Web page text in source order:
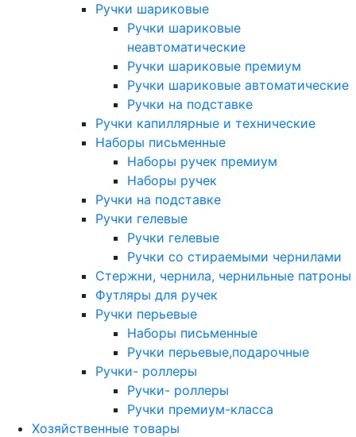
Ручки шариковые
Ручки шариковые
неавтоматические
Ручки шариковые премиум
Ручки шариковые автоматические
Ручки на подставке
Ручки капиллярные и технические
Наборы письменные
Наборы ручек премиум
Наборы ручек
Ручки на подставке
Ручки гелевые
Ручки гелевые
Ручки со стираемыми чернилами
Стержни, чернила, чернильные патроны
Футляры для ручек
Ручки перьевые
Наборы письменные
Ручки перьевые,подарочные
Ручки- роллеры
Ручки- роллеры
Ручки премиум-класса
Хозяйственные товары